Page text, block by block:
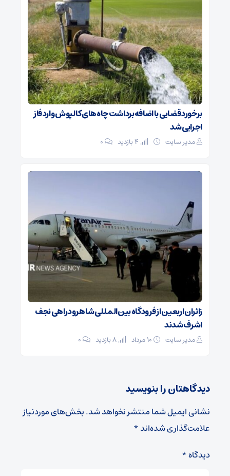
برخورد قضایی با اضافه‌برداشت چاه‌های کالپوش وارد فاز
اجرایی شد
مدیر سایت ۰
زائران اربعین از فرودگاه بین‌المللی شاهرود راهی نجف
اشرف شدند
مدیر سایت ۰
دیدگاهتان را بنویسید
نشانی ایمیل شما منتشر نخواهد شد.بخش‌های موردنیاز
علامت‌گذاری شده‌اند*
دیدگاه*